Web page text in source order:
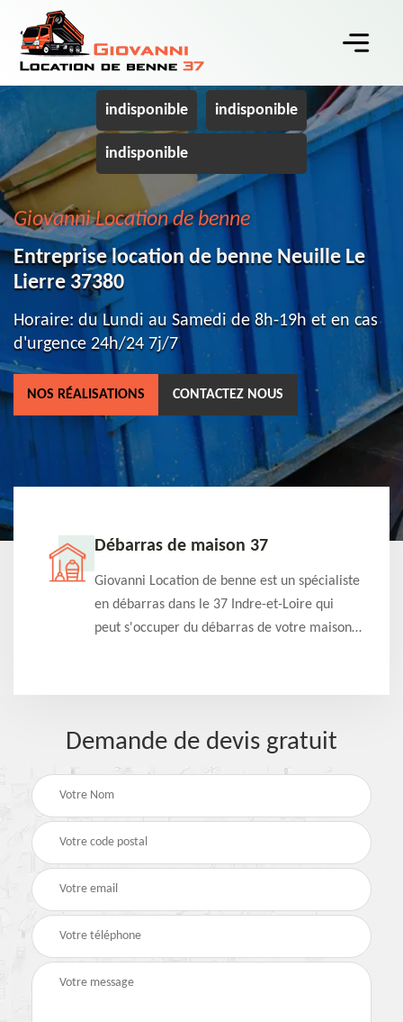
indisponible indisponible
indisponible
Giovanni Location de benne
Entreprise location de benne Neuille Le
Lierre 37380
Horaire: du Lundi au Samedi de 8h-19h et en cas
d'urgence 24h/24 7j/7
NOS RÉALISATIONS CONTACTEZ NOUS
Débarras de maison 37
Giovanni Location de benne est un spécialiste
en débarras dans le 37 Indre-et-Loire qui
peut s'occuper du débarras de votre maison
Demande de devis gratuit